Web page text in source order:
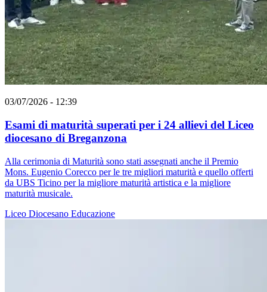
03/07/2026 - 12:39
Esami di maturità superati per i 24 allievi del Liceo
diocesano di Breganzona
Alla cerimonia di Maturità sono stati assegnati anche il Premio
Mons. Eugenio Corecco per le tre migliori maturità e quello offerti
da UBS Ticino per la migliore maturità artistica e la migliore
maturità musicale.
Liceo Diocesano Educazione